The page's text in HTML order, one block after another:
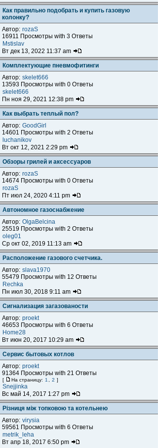
Как правильно подобрать и купить газовую
колонку?
Автор: rozaS
16911 Просмотры with 3 Ответы
Mstislav
Вт дек 13, 2022 11:37 am
Комплектующие пневмофитинги
Автор: skelet666
13593 Просмотры with 0 Ответы
skelet666
Пн ноя 29, 2021 12:38 pm
Как выбрать теплый пол?
Автор: GoodGirl
14601 Просмотры with 2 Ответы
luchanikov
Вт окт 12, 2021 2:29 pm
Обзоры грилей и аксессуаров
Автор: rozaS
14674 Просмотры with 0 Ответы
rozaS
Пт июл 24, 2020 4:11 pm
Автономное газоснабжение
Автор: OlgaBelcina
25519 Просмотры with 2 Ответы
oleg01
Ср окт 02, 2019 11:13 am
Расположение газового счетчика.
Автор: slava1970
55479 Просмотры with 12 Ответы
Rechka
Пн июл 30, 2018 9:11 am
Сигнализация загазованости
Автор: proekt
46653 Просмотры with 6 Ответы
Home28
Вт июн 20, 2017 10:29 am
Сервис бытовых котлов
Автор: proekt
91364 Просмотры with 21 Ответы
[ На страницу: 1 2 ]
Snejjinka
Вс май 14, 2017 1:27 pm
Різниця між топковою та котельнею
Автор: virysia
59561 Просмотры with 6 Ответы
metrik_leha
Вт апр 18, 2017 6:50 pm